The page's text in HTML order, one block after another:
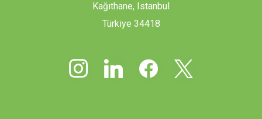
Kağıthane, Istanbul
Türkiye 34418
instagramlinkedin facebook